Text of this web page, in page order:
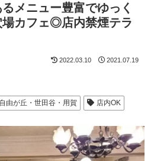
メニュー豊富でゆっく
場カフェ◎店内禁煙テラ
2022.03.10 2021.07.19
由が丘・世田谷・用賀 店内OK